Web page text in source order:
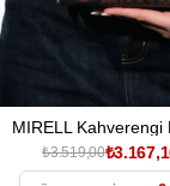
₺3.519,00